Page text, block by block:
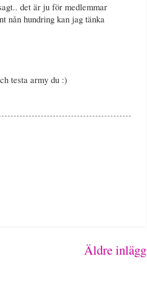
det är ju för medlemmar
nån hundring kan jag tänka
testa army du :)
Äldre inlägg